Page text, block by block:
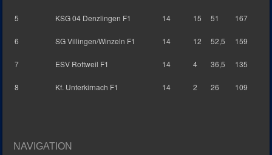
5 KSG 04 Denzlingen F1 14 15 51 167
6 SG Villingen/Winzeln F1 14 12 52,5 159
7 ESV Rottweil F1 14 4 36,5 135
8 Kf. Unterkirnach F1 14 2 26 109
NAVIGATION